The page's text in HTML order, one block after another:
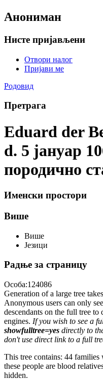
Анониман
Нисте пријављени
Отвори налог
Пријави ме
Родовид
Претрага
Eduard der
d. 5 јануар
породично
Именски простори
Више
Више
Језици
Радње за страницу
Особа:124086
Generation of a large tree
Anonymous users can only
descendants on the full tree to
engines. If you wish to see a
showfulltree=yes directly to
don't use direct link to a full
This tree contains: 44
these people are blood
hidden.